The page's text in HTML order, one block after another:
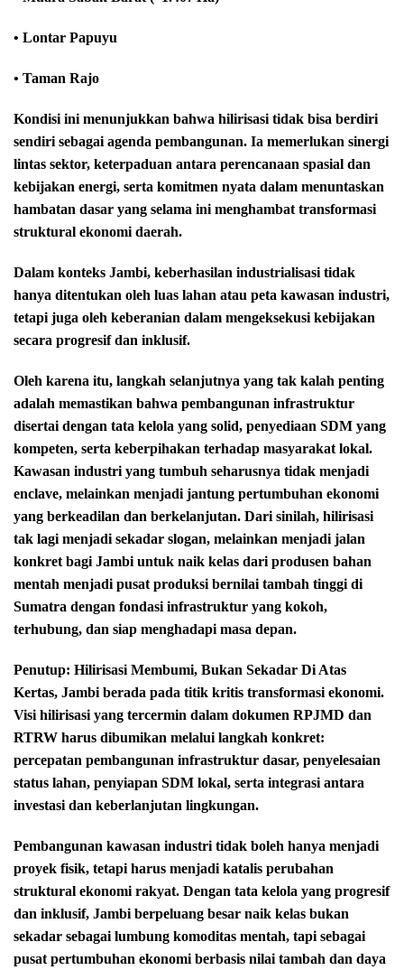
• Lontar Papuyu
• Taman Rajo
Kondisi ini menunjukkan bahwa hilirisasi tidak bisa berdiri
sendiri sebagai agenda pembangunan. Ia memerlukan sinergi
lintas sektor, keterpaduan antara perencanaan spasial dan
kebijakan energi, serta komitmen nyata dalam menuntaskan
hambatan dasar yang selama ini menghambat transformasi
struktural ekonomi daerah.
Dalam konteks Jambi, keberhasilan industrialisasi tidak
hanya ditentukan oleh luas lahan atau peta kawasan industri,
tetapi juga oleh keberanian dalam mengeksekusi kebijakan
secara progresif dan inklusif.
Oleh karena itu, langkah selanjutnya yang tak kalah penting
adalah memastikan bahwa pembangunan infrastruktur
disertai dengan tata kelola yang solid, penyediaan SDM yang
kompeten, serta keberpihakan terhadap masyarakat lokal.
Kawasan industri yang tumbuh seharusnya tidak menjadi
enclave, melainkan menjadi jantung pertumbuhan ekonomi
yang berkeadilan dan berkelanjutan. Dari sinilah, hilirisasi
tak lagi menjadi sekadar slogan, melainkan menjadi jalan
konkret bagi Jambi untuk naik kelas dari produsen bahan
mentah menjadi pusat produksi bernilai tambah tinggi di
Sumatra dengan fondasi infrastruktur yang kokoh,
terhubung, dan siap menghadapi masa depan.
Penutup: Hilirisasi Membumi, Bukan Sekadar Di Atas
Kertas, Jambi berada pada titik kritis transformasi ekonomi.
Visi hilirisasi yang tercermin dalam dokumen RPJMD dan
RTRW harus dibumikan melalui langkah konkret:
percepatan pembangunan infrastruktur dasar, penyelesaian
status lahan, penyiapan SDM lokal, serta integrasi antara
investasi dan keberlanjutan lingkungan.
Pembangunan kawasan industri tidak boleh hanya menjadi
proyek fisik, tetapi harus menjadi katalis perubahan
struktural ekonomi rakyat. Dengan tata kelola yang progresif
dan inklusif, Jambi berpeluang besar naik kelas bukan
sekadar sebagai lumbung komoditas mentah, tapi sebagai
pusat pertumbuhan ekonomi berbasis nilai tambah dan daya